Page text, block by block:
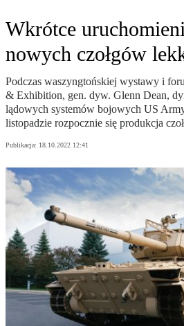
Wkrótce
nowych czołgów
Podczas waszyngtońskiej wystawy i
& Exhibition, gen. dyw. Glenn Dean,
lądowych systemów bojowych US
listopadzie rozpocznie się produkcja
Publikacja: 18.10.2022 12:41